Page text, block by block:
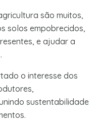
são muitos,
solos empobrecidos,
e ajudar a
o interesse dos
sustentabilidade